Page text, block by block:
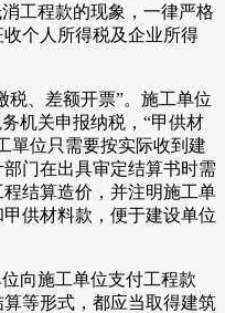
工程款的现象，一律严格
个人所得税及企业所得
税、差额开票”。施工单位
机关申报纳税，“甲供材
單位只需要按实际收到建
门在出具审定结算书时需
结算造价，并注明施工单
供材料款，便于建设单位
向施工单位支付工程款
等形式，都应当取得建筑